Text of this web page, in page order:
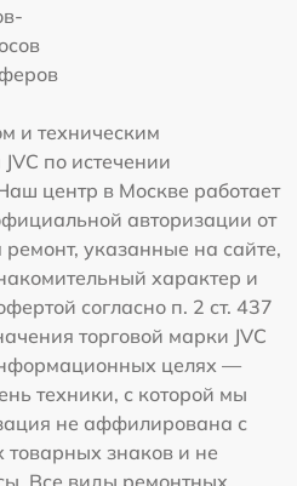
и техническим
по истечении
центр в Москве работает
авторизации от
указанные на сайте,
характер и
согласно п. 2 ст. 437
торговой марки JVC
целях —
техники, с которой мы
не аффилирована с
знаков и не
Все виды ремонтных